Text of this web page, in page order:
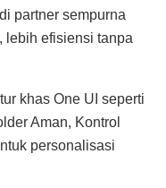
partner sempurna
lebih efisiensi tanpa
khas One UI seperti
Aman, Kontrol
personalisasi